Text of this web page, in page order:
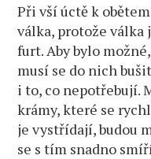
Při vší úctě k
válka, protože válka
furt. Aby bylo
musí se do nich
i to, co nepotřebují.
krámy, které se
je vystřídají, budou
se s tím snadno